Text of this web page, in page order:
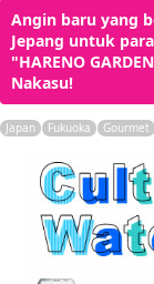
Angin baru yang
Jepang untuk
"HARENO
Nakasu!
Japan Fukuoka Gourmet